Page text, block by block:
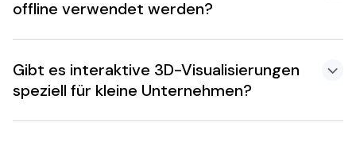
offline verwendet werden?
Gibt es interaktive 3D-Visualisierungen
speziell für kleine Unternehmen?